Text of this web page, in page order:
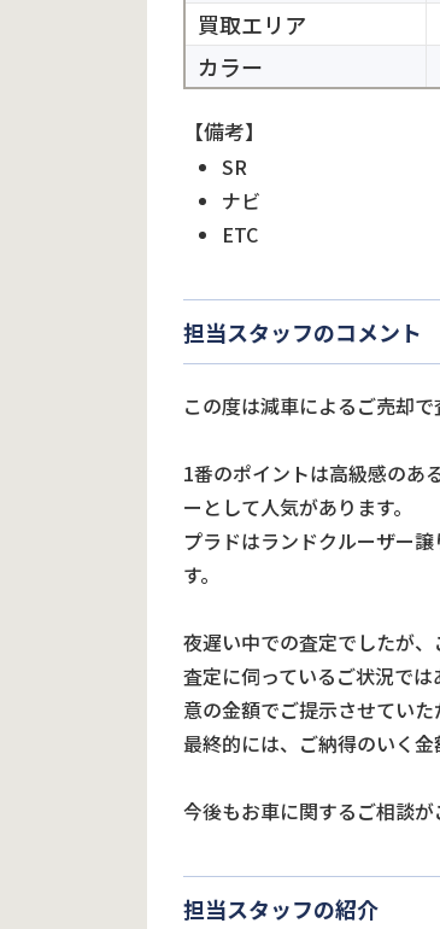
買取エリア
カラー
【備考】
SR
ナビ
ETC
担当スタッフのコメント
この度は減車によるご売却
1番のポイントは高級感のあ
ーとして人気があります。
プラドはランドクルーザー
す。
夜遅い中での査定でしたが
査定に伺っているご状況で
意の金額でご提示させていた
最終的には、ご納得のいく
今後もお車に関するご相談が
担当スタッフの紹介